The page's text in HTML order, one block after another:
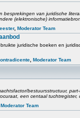
besprekingen van juridische
(elektronische)
, Moderator Team
juridische boeken en
Moderator Team
bestuursstructuur,
een centaal
Moderator Team